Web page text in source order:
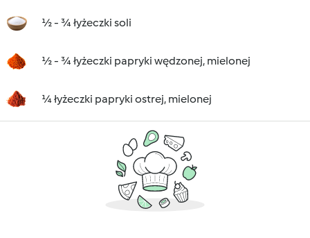
½ - ¾ łyżeczki soli
½ - ¾ łyżeczki papryki wędzonej, mielonej
¼ łyżeczki papryki ostrej, mielonej